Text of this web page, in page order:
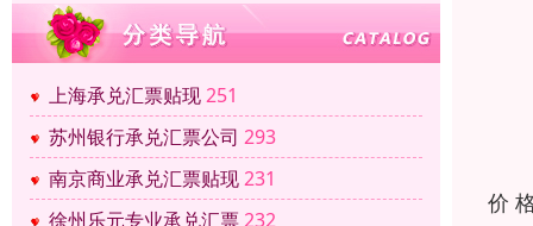
上海承兑汇票贴现251
苏州银行承兑汇票公司 293
南京商业承兑汇票贴现231
徐州乐元专业承兑汇票232
价